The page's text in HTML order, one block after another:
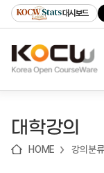
기
기
기
content)
가
대시보드
대학강의
HOME 강의분류